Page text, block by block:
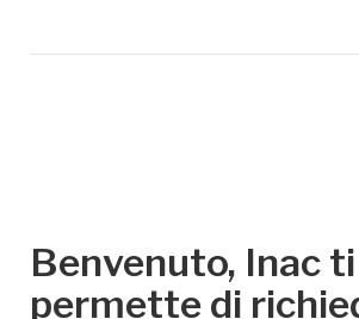
Benvenuto, Inac ti
permette di